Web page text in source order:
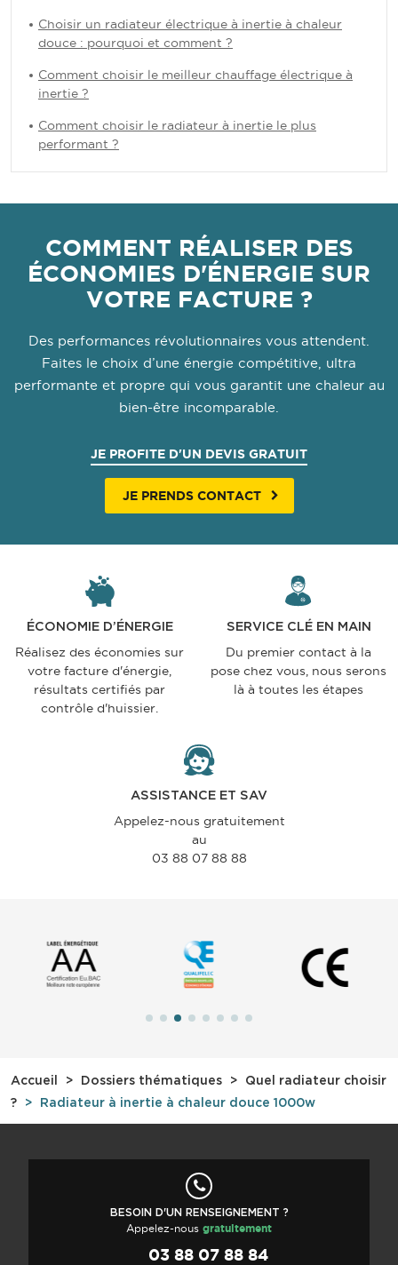
Choisir un radiateur électrique à inertie à chaleur
douce : pourquoi et comment ?
Comment choisir le meilleur chauffage électrique à
inertie ?
Comment choisir le radiateur à inertie le plus
performant ?
COMMENT RÉALISER DES
ÉCONOMIES D'ÉNERGIE SUR
VOTRE FACTURE ?
Des performances révolutionnaires vous attendent.
Faites le choix d’une énergie compétitive, ultra
performante et propre qui vous garantit une chaleur au
bien-être incomparable.
JE PROFITE D'UN DEVIS GRATUIT
JE PRENDS CONTACT
ÉCONOMIE D’ÉNERGIE
Réalisez des économies sur
votre facture d'énergie,
résultats certifiés par
contrôle d'huissier.
SERVICE CLÉ EN MAIN
Du premier contact à la
pose chez vous, nous serons
là à toutes les étapes
ASSISTANCE ET SAV
Appelez-nous gratuitement
au
03 88 07 88 88
Accueil Dossiers thématiques
Quel radiateur choisir
?
Radiateur à inertie à chaleur douce 1000w
BESOIN D'UN RENSEIGNEMENT ?
Appelez-nous gratuitement
03 88 07 88 84